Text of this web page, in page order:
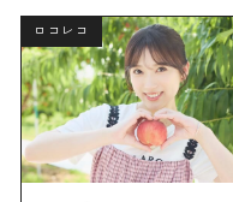
ロコレコ